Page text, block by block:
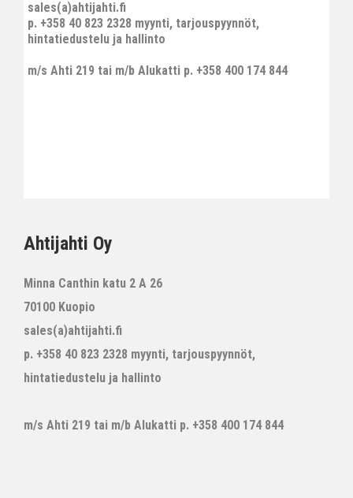
sales(a)ahtijahti.fi
p. +358 40 823 2328 myynti, tarjouspyynnöt,
hintatiedustelu ja hallinto
m/s Ahti 219 tai m/b Alukatti p. +358 400 174 844
Ahtijahti Oy
Minna Canthin katu 2 A 26
70100 Kuopio
sales(a)ahtijahti.fi
p. +358 40 823 2328 myynti, tarjouspyynnöt,
hintatiedustelu ja hallinto
m/s Ahti 219 tai m/b Alukatti p. +358 400 174 844